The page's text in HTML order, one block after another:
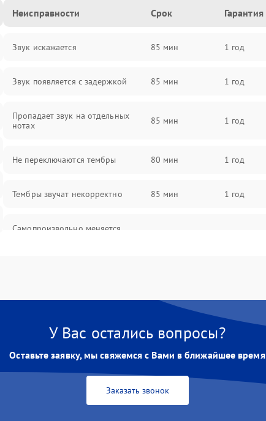
Неисправности Срок Гарантия
Звук искажается 85 мин 1 год
Звук появляется с задержкой 85 мин 1 год
Пропадает звук на отдельных
нотах
85 мин 1 год
Не переключаются тембры 80 мин 1 год
Тембры звучат некорректно 85 мин 1 год
Самопроизвольно меняется
У Вас остались вопросы?
Оставьте заявку, мы свяжемся с Вами в ближайшее время
Заказать звонок